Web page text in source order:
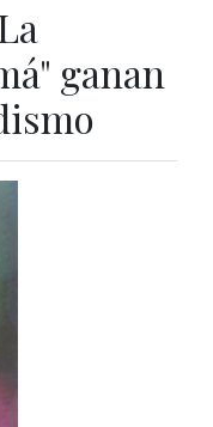
ganan